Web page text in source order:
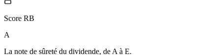
Score RB
A
La note de sûreté du dividende, de A à E.